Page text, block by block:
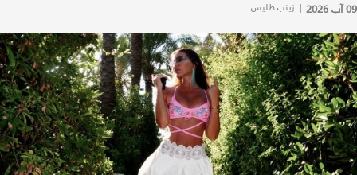
09 آب 2026 | زينب طليس